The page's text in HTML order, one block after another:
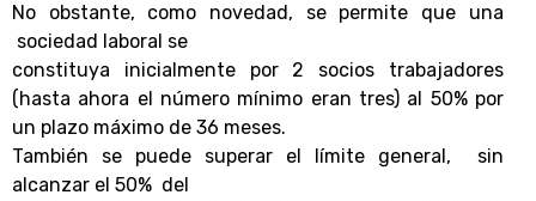
No obstante, como novedad, se permite que una
sociedad laboral se
constituya inicialmente por 2 socios trabajadores
(hasta ahora el número mínimo eran tres)al 50% por
un plazo máximo de 36 meses.
También se puede superar el límite general, sin
alcanzar el 50% del